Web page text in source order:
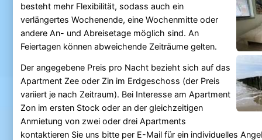
besteht mehr Flexibilität, sodass auch ein
verlängertes Wochenende, eine Wochenmitte oder
andere An- und Abreisetage möglich sind. An
Feiertagen können abweichende Zeiträume gelten.
Der angegebene Preis pro Nacht bezieht sich auf das
Apartment Zee oder Zin im Erdgeschoss (der Preis
variiert je nach Zeitraum). Bei Interesse am Apartment
Zon im ersten Stock oder an der gleichzeitigen
Anmietung von zwei oder drei Apartments
kontaktieren Sie uns bitte per E-Mail für ein individuelles